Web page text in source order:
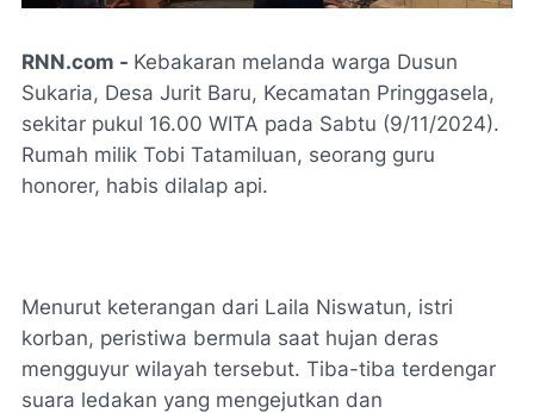
RNN.com - Kebakaran melanda warga Dusun
Sukaria, Desa Jurit Baru, Kecamatan Pringgasela,
sekitar pukul 16.00 WITA pada Sabtu (9/11/2024).
Rumah milik Tobi Tatamiluan, seorang guru
honorer, habis dilalap api.
Menurut keterangan dari Laila Niswatun, istri
korban, peristiwa bermula saat hujan deras
mengguyur wilayah tersebut. Tiba-tiba terdengar
suara ledakan yang mengejutkan dan